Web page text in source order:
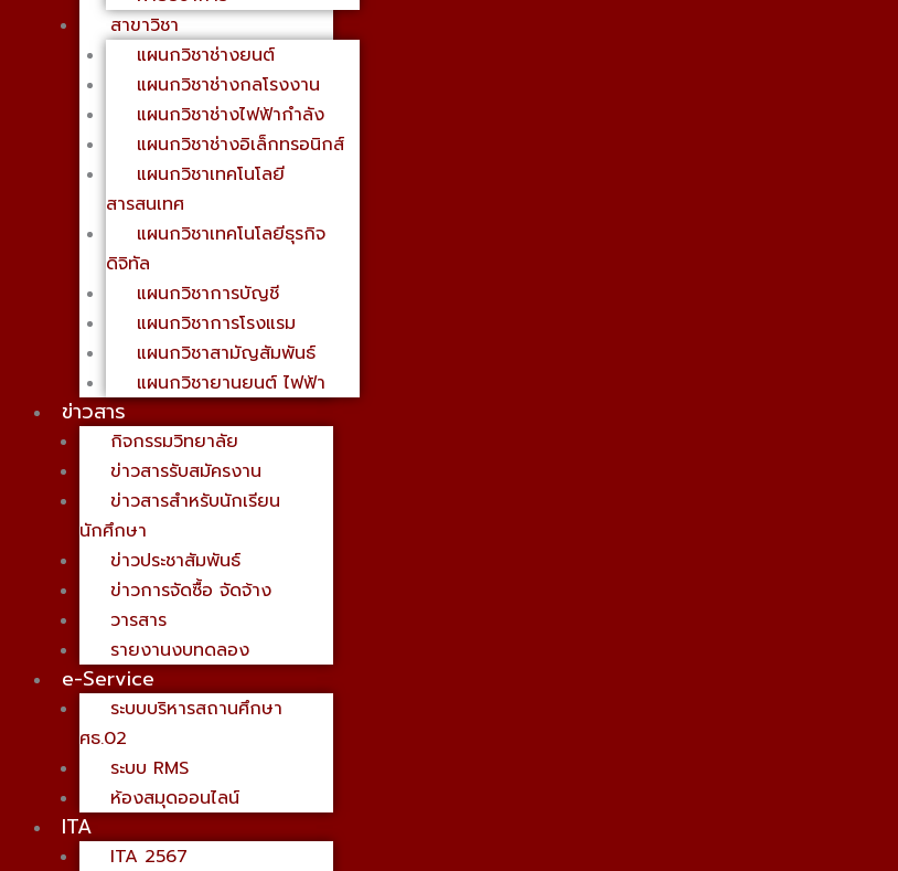
สาขาวิชา
แผนกวิชาช่างยนต์
แผนกวิชาช่างกลโรงงาน
แผนกวิชาช่างไฟฟ้ากำลัง
แผนกวิชาช่างอิเล็กทรอนิกส์
แผนกวิชาเทคโนโลยี
สารสนเทศ
แผนกวิชาเทคโนโลยีธุรกิจ
ดิจิทัล
แผนกวิชาการบัญชี
แผนกวิชาการโรงแรม
แผนกวิชาสามัญสัมพันธ์
แผนกวิชายานยนต์ ไฟฟ้า
ข่าวสาร
กิจกรรมวิทยาลัย
ข่าวสารรับสมัครงาน
ข่าวสารสำหรับนักเรียน
นักศึกษา
ข่าวประชาสัมพันธ์
ข่าวการจัดซื้อ จัดจ้าง
วารสาร
รายงานงบทดลอง
e-Service
ระบบบริหารสถานศึกษา
ศธ.02
ระบบ RMS
ห้องสมุดออนไลน์
ITA
ITA 2567